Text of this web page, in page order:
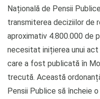
Națională de Pensii
transmiterea deciziilor de
aproximativ 4.800.000 de
necesitat inițierea unui
care a fost publicată în
trecută. Această
Pensii Publice să încheie